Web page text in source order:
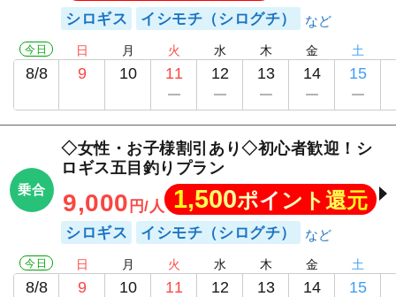
シロギス イシモチ（シログチ）
今日
8/8
日
9
月
10
火
11
水
12
木
13
金
14
土
15
乗合
◇女性・お子様割引あり◇初心者歓迎！シ
ロギス五目釣りプラン
9,000 円/人 1,500ポイント還元
シロギス イシモチ（シログチ）
今日
8/8
日
9
月
10
火
11
水
12
木
13
金
14
土
15